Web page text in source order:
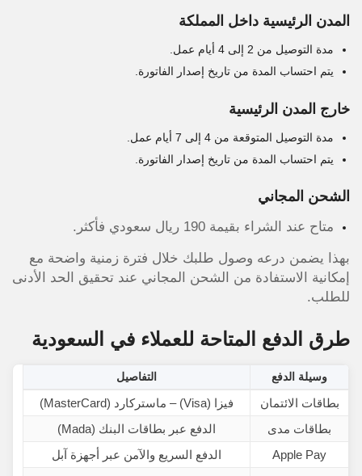
المدن الرئيسية داخل المملكة
مدة التوصيل من 2 إلى 4 أيام عمل.
يتم احتساب المدة من تاريخ إصدار الفاتورة.
خارج المدن الرئيسية
مدة التوصيل المتوقعة من 4 إلى 7 أيام عمل.
يتم احتساب المدة من تاريخ إصدار الفاتورة.
الشحن المجاني
متاح عند الشراء بقيمة 190 ريال سعودي فأكثر.
بهذا يضمن درعه وصول طلبك خلال فترة زمنية واضحة مع
إمكانية الاستفادة من الشحن المجاني عند تحقيق الحد الأدنى
للطلب.
طرق الدفع المتاحة للعملاء في السعودية
وسيلة الدفع التفاصيل
بطاقات الائتمان
فيزا (Visa) – ماستركارد (MasterCard)
بطاقات مدى
الدفع عبر بطاقات البنك (Mada)
Apple Pay
الدفع السريع والآمن عبر أجهزة آبل